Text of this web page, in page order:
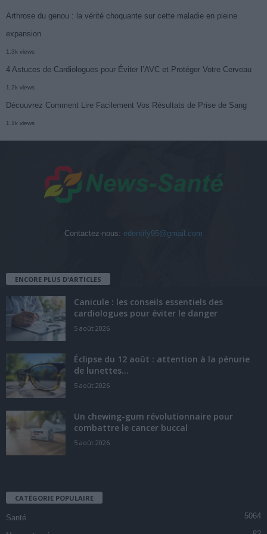
Arthrose du genou : la vérité choquante sur cette maladie en pleine
expansion
1.3k views
4 Astuces de Cardiologues pour Éviter l’AVC et Protéger Votre Cerveau
1.2k views
Découvrez Comment Lire Facilement Vos Résultats de Prise de Sang
1.1k views
Contactez-nous: edentify95@gmail.com
ENCORE PLUS D'ARTICLES
Canicule : les conseils essentiels des
cardiologues pour éviter le danger
5 août 2026
Éclipse du 12 août : attention à la pénurie
de lunettes...
5 août 2026
Un chewing-gum révolutionnaire pour
combattre le cancer buccal
5 août 2026
CATÉGORIE POPULAIRE
Santé 5064